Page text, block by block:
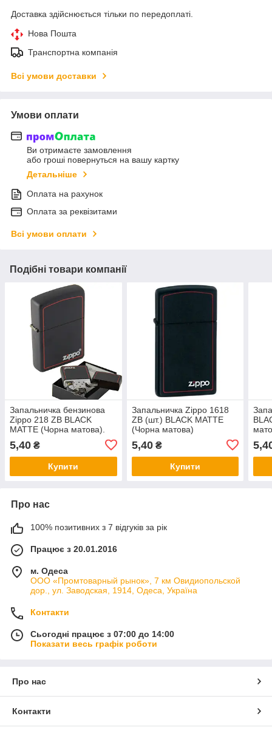
Доставка здійснюється тільки по передоплаті.
Нова Пошта
Транспортна компанія
Всі умови доставки
Умови оплати
Ви отримаєте замовлення
або гроші повернуться на вашу картку
Детальніше
Оплата на рахунок
Оплата за реквізитами
Всі умови оплати
Подібні товари компанії
Запальничка бензинова
Zippo 218 ZB BLACK
MATTE (Чорна матова).
5,40 ₴
Купити
Запальничка Zippo 1618
ZB (шт.) BLACK MATTE
(Чорна матова)
5,40₴
Купити
Про нас
100% позитивних з 7 відгуків за рік
Працює з 20.01.2016
м. Одеса
ООО «Промтоварный рынок», 7 км Овидиопольской
дор., ул. Заводская, 1914, Одеса, Україна
Контакти
Сьогодні працює з 07:00 до 14:00
Показати весь графік роботи
Про нас
Контакти